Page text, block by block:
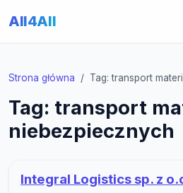
All4All
Strona główna Tag: transport
Tag: transport
niebezpiecznych
Integral Logistics sp. z